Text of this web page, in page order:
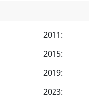
2011:
2015:
2019:
2023: